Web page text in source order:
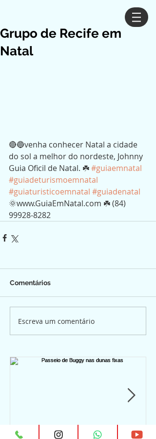
Grupo de Recife em
Natal
🔴🔵venha conhecer Natal a cidade
do sol a melhor do nordeste, Johnny
Guia Oficil de Natal. ☘️ #guiaemnatal
#guiadeturismoemnatal
#guiaturisticoemnatal #guiadenatal
🌞www.GuiaEmNatal.com ☘️ (84)
99928-8282
Comentários
Escreva um comentário